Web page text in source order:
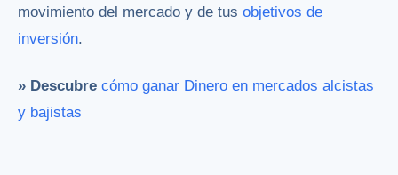
movimiento del mercado y de tus objetivos de
inversión.
» Descubre cómo ganar Dinero en mercados alcistas
y bajistas